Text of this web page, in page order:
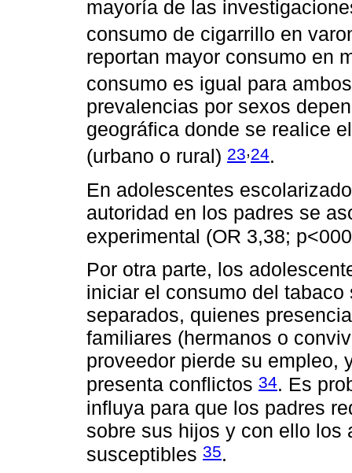
mayoría de las
consumo de cigarrillo en
reportan mayor consumo en
consumo es igual para
prevalencias por sexos
geográfica donde se realice
(urbano o rural) 23,24.
En adolescentes
autoridad en los padres se
experimental (OR 3,38;
Por otra parte, los
iniciar el consumo del
separados, quienes
familiares (hermanos o
proveedor pierde su empleo,
presenta conflictos 34. Es
influya para que los padres
sobre sus hijos y con ello los
susceptibles 35.